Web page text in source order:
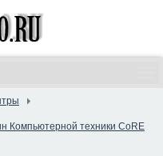
Компьютерной техники СoRE